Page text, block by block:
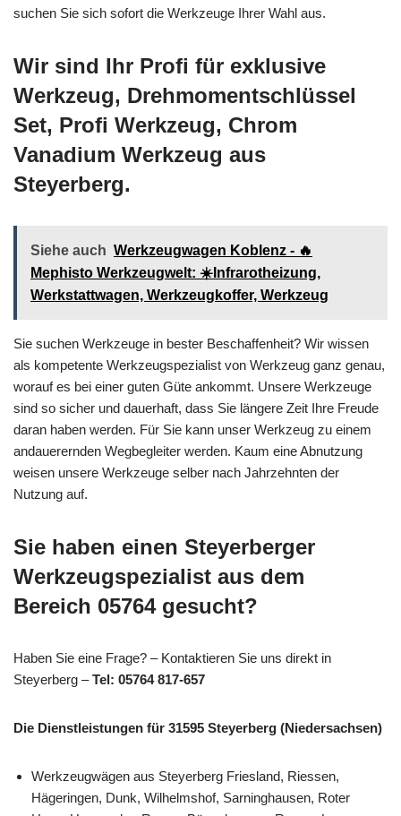
suchen Sie sich sofort die Werkzeuge Ihrer Wahl aus.
Wir sind Ihr Profi für exklusive
Werkzeug, Drehmomentschlüssel
Set, Profi Werkzeug, Chrom
Vanadium Werkzeug aus
Steyerberg.
Siehe auch Werkzeugwagen Koblenz - 🔥
Mephisto Werkzeugwelt: ☀️Infrarotheizung,
Werkstattwagen, Werkzeugkoffer, Werkzeug
Sie suchen Werkzeuge in bester Beschaffenheit? Wir wissen
als kompetente Werkzeugspezialist von Werkzeug ganz genau,
worauf es bei einer guten Güte ankommt. Unsere Werkzeuge
sind so sicher und dauerhaft, dass Sie längere Zeit Ihre Freude
daran haben werden. Für Sie kann unser Werkzeug zu einem
andauerernden Wegbegleiter werden. Kaum eine Abnutzung
weisen unsere Werkzeuge selber nach Jahrzehnten der
Nutzung auf.
Sie haben einen Steyerberger
Werkzeugspezialist aus dem
Bereich 05764 gesucht?
Haben Sie eine Frage? – Kontaktieren Sie uns direkt in
Steyerberg –Tel: 05764 817-657
Die Dienstleistungen für 31595 Steyerberg (Niedersachsen)
Werkzeugwägen aus Steyerberg Friesland, Riessen,
Hägeringen, Dunk, Wilhelmshof, Sarninghausen, Roter